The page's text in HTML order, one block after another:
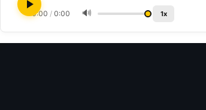
0:00 / 0:00 🔊 1x